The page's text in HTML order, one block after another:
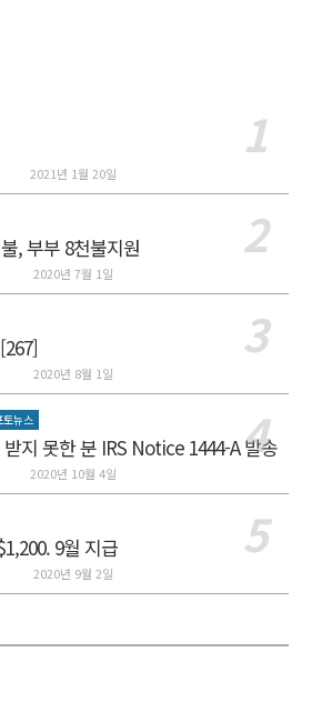
2021년 1월 20일
, 부부 8천불지원
2020년 7월 1일
2020년 8월 1일
토뉴스
지 못한 분 IRS Notice 1444-A 발송
2020년 10월 4일
9월 지급
2020년 9월 2일